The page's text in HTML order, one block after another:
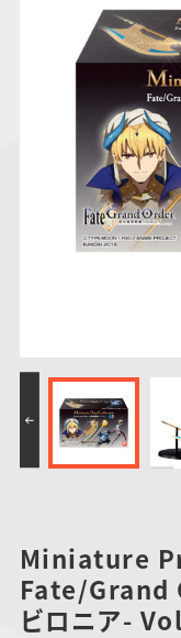
仮面ライダーシリー
ズ
スーパー戦隊シリー
ズ
キャラパキ
Miniature
Fate/Grand
ビロニア-